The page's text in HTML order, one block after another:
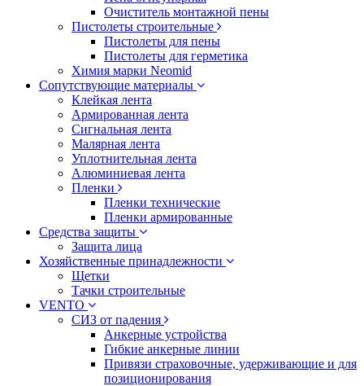
Очиститель монтажной пены
Пистолеты строительные
Пистолеты для пены
Пистолеты для герметика
Химия марки Neomid
Сопутствующие материалы
Клейкая лента
Армированная лента
Сигнальная лента
Малярная лента
Уплотнительная лента
Алюминиевая лента
Пленки
Пленки технические
Пленки армированные
Средства защиты
Защита лица
Хозяйственные принадлежности
Щетки
Тачки строительные
VENTO
СИЗ от падения
Анкерные устройства
Гибкие анкерные линии
Привязи страховочные, удерживающие и для
позиционирования